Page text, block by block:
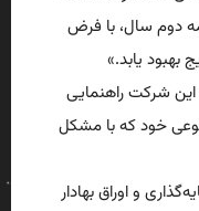
دوم سال، با فرض
بهبود یابد.»
این شرکت راهنمایی
خود که با مشکل
و اوراق بهادار